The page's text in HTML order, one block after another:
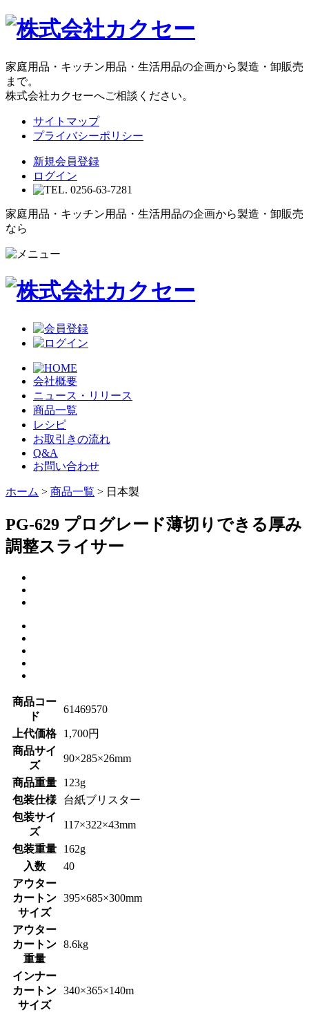
家庭用品・キッチン用品・生活用品の企画から製造・卸販売
まで。
株式会社カクセーへご相談ください。
サイトマップ
プライバシーポリシー
新規会員登録
ログイン
家庭用品・キッチン用品・生活用品の企画から製造・卸販売
なら
会社概要
ニュース・リリース
商品一覧
レシピ
お取引きの流れ
Q&A
お問い合わせ
ホーム > 商品一覧 > 日本製
PG-629 プログレード薄切りできる厚み
調整スライサー
商品コー
ド
61469570
上代価格
1,700円
商品サイ
ズ
90×285×26mm
商品重量
123g
包装仕様
台紙ブリスター
包装サイ
ズ
117×322×43mm
包装重量
162g
入数
40
アウター
カートン
サイズ
395×685×300mm
アウター
カートン
重量
8.6kg
インナー
カートン
サイズ
340×365×140m